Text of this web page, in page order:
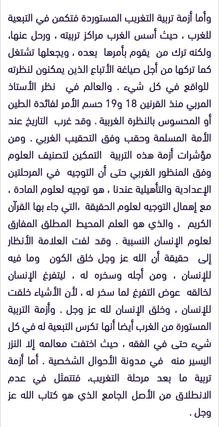
وأما أزمة تربية التغريب المستوردة فتكمن في التبعية
للغرب ، حيث أسس الغرب مراكز تربيته ، ورحل عنها،
ولكنه ترك من يقوم بأمرها بعده ، ويجعلها تشتغل
كما تركها من أجل صياغة الأتباع الذين يمكنون لنظرته
للواقع في كل شيء . والعالم في نظر الأستاذ
المربي منذ القرنين 18 و19 حسم الأمر لفائدة الطين
أو المحسوس بالنظرة الغربية . وقد غرب التاريخ عند
الأمة المسلمة وحقب وفق التحقيب الغربي . ومن
مؤشرات أزمة هذه التربية التمكين لتصنيف العلوم
وفق المنظور الغربي حتى أن التوجيه في المرحلتين
الإعدادية والتأهيلية عندنا ، هو توجيه لعلوم المادة ،
مع إهمال التوجيه لعلوم الحقيقة ،التي جاء بها القرآن
الكريم ، والذي هو العلم المحيط المطلق المفارق
لعلوم الإنسان النسبية . وقد لفت العلامة الأنظار
إلى حقيقة أن الله عز وجل خلق الكون وما فيه
للإنسان ، ومن أجله وسخره له ، ليتفرغ الإنسان
لخالقه عوض التفرغ لما سخر له ، لأن الأشياء خلقت
للإنسان ، وخلق الإنسان لله عز وجل . وأزمة التربية
المستورة من الغرب أيضا أنها تكرس التبعية له في كل
شيء حتى في الفقه ، حيث اختفت معالمه إلا النزر
اليسير منه في مدونة الأحوال الشخصية . أما أزمة
تربية ما بعد مرحلة التغريب، فتتمثل في عدم
الانطلاق من الأصل الجامع الذي هو كتاب الله عز
وجل .